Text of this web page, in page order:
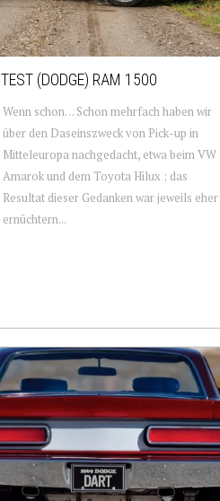
TEST (DODGE) RAM 1500
Wenn schon… Schon mehrfach haben wir
über den Daseinszweck von Pick-up in
Mitteleuropa nachgedacht, etwa beim VW
Amarok und dem Toyota Hilux ; das
Resultat dieser Gedanken war jeweils eher
ernüchtern...